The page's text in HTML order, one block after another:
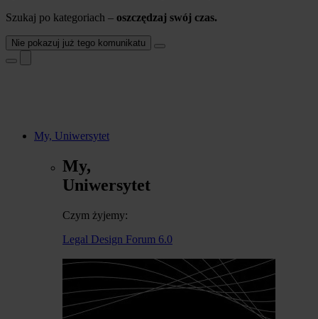
Szukaj po kategoriach – oszczędzaj swój czas.
Nie pokazuj już tego komunikatu
My, Uniwersytet
My,
Uniwersytet
Czym żyjemy:
Legal Design Forum 6.0